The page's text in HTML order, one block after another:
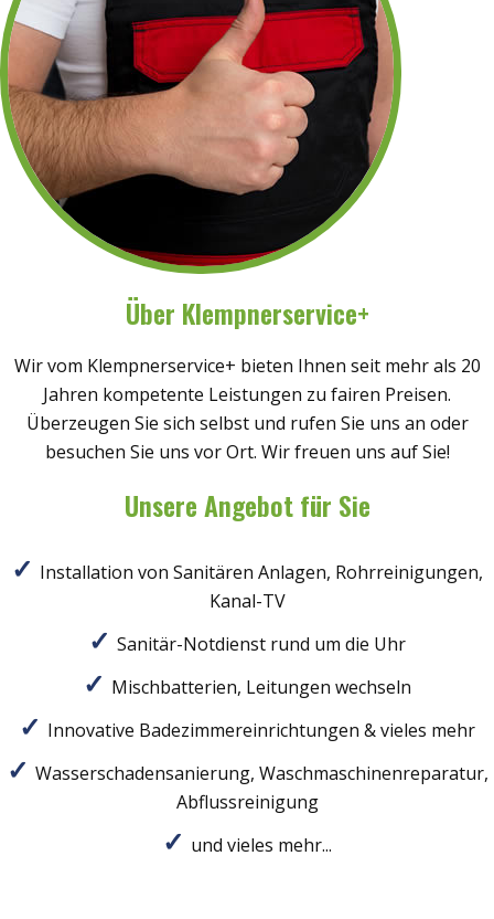
Über Klempnerservice+
Wir vom Klempnerservice+ bieten Ihnen seit mehr als 20
Jahren kompetente Leistungen zu fairen Preisen.
Überzeugen Sie sich selbst und rufen Sie uns an oder
besuchen Sie uns vor Ort. Wir freuen uns auf Sie!
Unsere Angebot für Sie
Installation von Sanitären Anlagen, Rohrreinigungen,
Kanal-TV
Sanitär-Notdienst rund um die Uhr
Mischbatterien, Leitungen wechseln
Innovative Badezimmereinrichtungen & vieles mehr
Wasserschadensanierung, Waschmaschinenreparatur,
Abflussreinigung
und vieles mehr...